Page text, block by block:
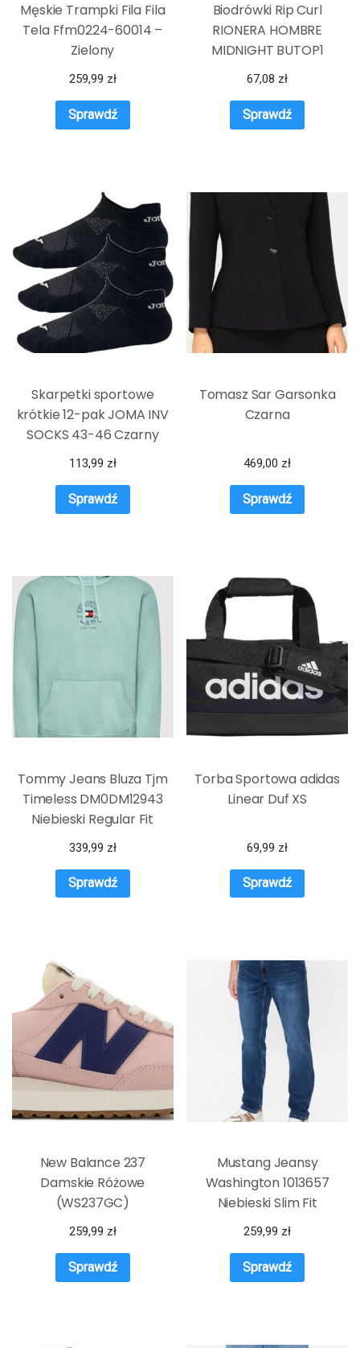
Męskie Trampki Fila Fila
Tela Ffm0224-60014 –
Zielony
259,99 zł
Sprawdź
Biodrówki Rip Curl
RIONERA HOMBRE
MIDNIGHT BUTOP1
67,08 zł
Sprawdź
Skarpetki sportowe
krótkie 12-pak JOMA INV
SOCKS 43-46 Czarny
113,99 zł
Sprawdź
Tomasz Sar Garsonka
Czarna
469,00 zł
Sprawdź
Tommy Jeans Bluza Tjm
Timeless DM0DM12943
Niebieski Regular Fit
339,99 zł
Sprawdź
Torba Sportowa adidas
Linear Duf XS
69,99 zł
Sprawdź
New Balance 237
Damskie Różowe
(WS237GC)
259,99 zł
Sprawdź
Mustang Jeansy
Washington 1013657
Niebieski Slim Fit
259,99 zł
Sprawdź